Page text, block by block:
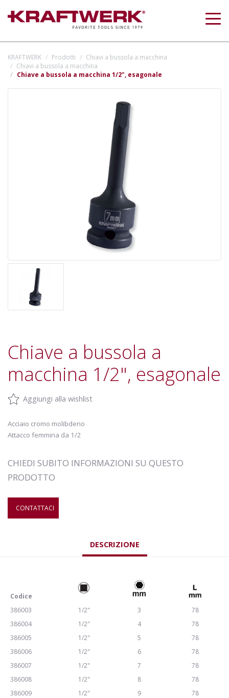
KRAFTWERK Prodotti
Chiavi a bussola a macchina
Chiavi a bussola a macchina
Chiave a bussola a macchina 1/2", esagonale
Chiave a bussola a
macchina 1/2", esagonale
Aggiungi alla wishlist
Acciaio cromo molibdeno
Attacco femmina da 1/2
CHIEDI SUBITO INFORMAZIONI SU QUESTO
PRODOTTO
CONTATTACI
DESCRIZIONE
Codice
386003
1/2" 3
78
386004
1/2" 4
78
386005
1/2" 5
78
386006
1/2" 6
78
386007
1/2" 7
78
386008
1/2" 8
78
386009
1/2" 9
78